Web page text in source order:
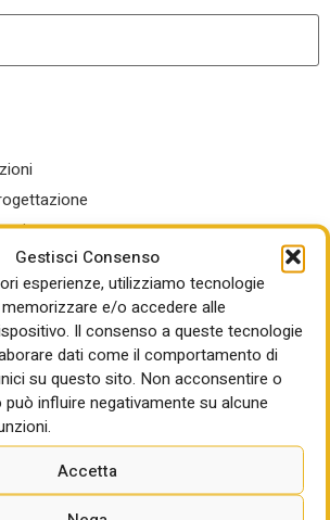
Gestisci Consenso
esperienze, utilizziamo tecnologie
e/o accedere alle
Il consenso a queste tecnologie
dati come il comportamento di
su questo sito. Non acconsentire o
influire negativamente su alcune
Accetta
per ricevere via email gli
comunicazioni informative e promozionali
iniziative promosse da Cresme Europa